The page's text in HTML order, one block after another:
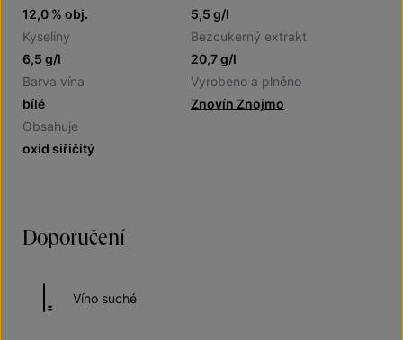
12,0 % obj.
5,5 g/l
Kyseliny
6,5 g/l
Bezcukerný extrakt
20,7 g/l
Barva vína
bílé
Vyrobeno a plněno
Znovín Znojmo
Obsahuje
oxid siřičitý
Doporučení
Víno suché